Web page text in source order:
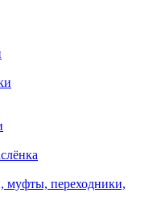
переходники,